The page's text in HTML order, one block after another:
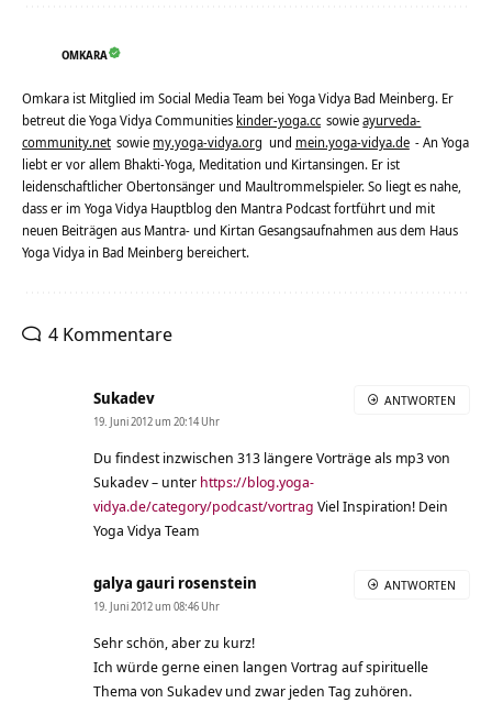
OMKARA
Omkara ist Mitglied im Social Media Team bei Yoga Vidya Bad Meinberg. Er
betreut die Yoga Vidya Communities kinder-yoga.cc sowieayurveda-
community.net sowie my.yoga-vidya.org und mein.yoga-vidya.de - An Yoga
liebt er vor allem Bhakti-Yoga, Meditation und Kirtansingen. Er ist
leidenschaftlicher Obertonsänger und Maultrommelspieler. So liegt es nahe,
dass er im Yoga Vidya Hauptblog den Mantra Podcast fortführt und mit
neuen Beiträgen aus Mantra- und Kirtan Gesangsaufnahmen aus dem Haus
Yoga Vidya in Bad Meinberg bereichert.
4 Kommentare
Sukadev
19. Juni 2012 um 20:14 Uhr
Du findest inzwischen 313 längere Vorträge als mp3 von
Sukadev – unter https://blog.yoga-
vidya.de/category/podcast/vortrag Viel Inspiration! Dein
Yoga Vidya Team
ANTWORTEN
galya gauri rosenstein
19. Juni 2012 um 08:46 Uhr
Sehr schön, aber zu kurz!
Ich würde gerne einen langen Vortrag auf spirituelle
Thema von Sukadev und zwar jeden Tag zuhören.
ANTWORTEN